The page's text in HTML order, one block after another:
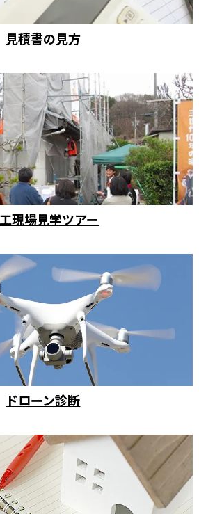
見積書の見方
現場見学ツアー
ドローン診断